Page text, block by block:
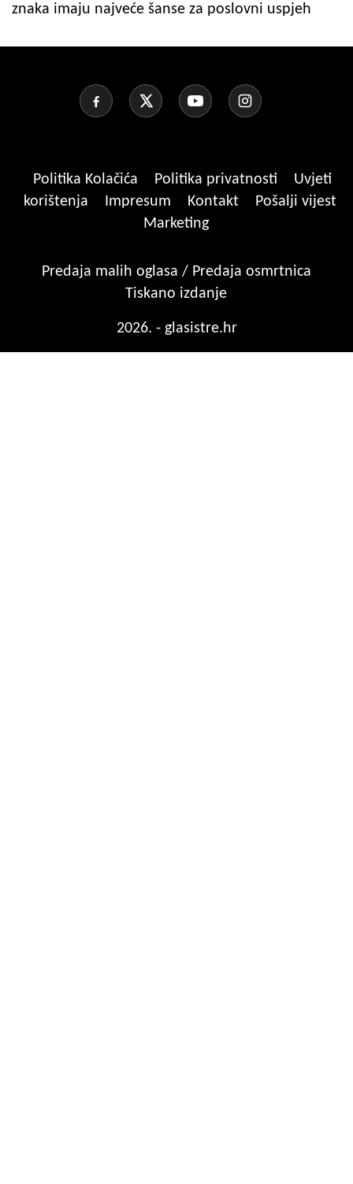
znaka imaju najveće šanse za poslovni uspjeh
Politika Kolačića Politika privatnosti
Uvjeti
korištenja
Impresum Kontakt
Pošalji vijest
Marketing
Predaja malih oglasa / Predaja osmrtnica
Tiskano izdanje
2026. - glasistre.hr